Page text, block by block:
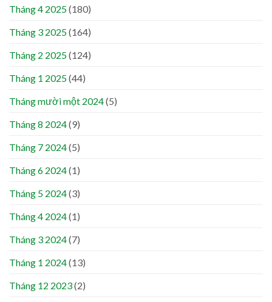
Tháng 4 2025(180)
Tháng 3 2025(164)
Tháng 2 2025(124)
Tháng 1 2025(44)
Tháng mười một 2024(5)
Tháng 8 2024(9)
Tháng 7 2024(5)
Tháng 6 2024(1)
Tháng 5 2024(3)
Tháng 4 2024(1)
Tháng 3 2024(7)
Tháng 1 2024(13)
Tháng 12 2023(2)